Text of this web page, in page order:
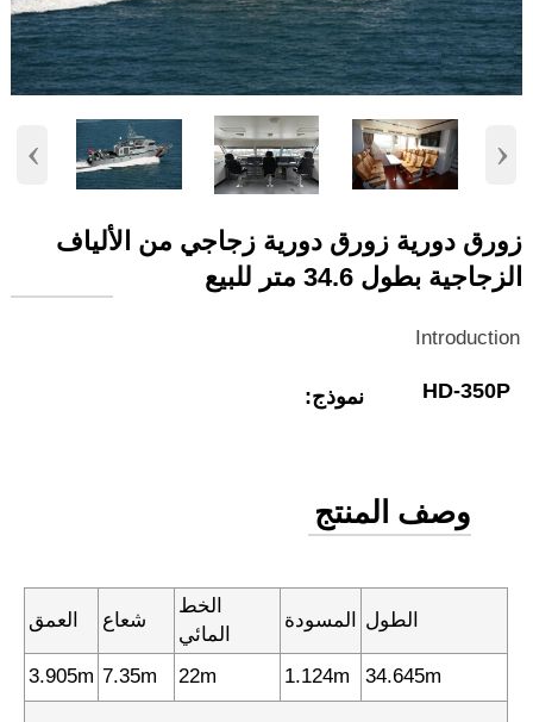
‹ ›
زورق دورية زورق دورية زجاجي من الألياف
الزجاجية بطول 34.6 متر للبيع
Introduction
نموذج: HD-350P
وصف المنتج
الطول المسودة
الخط
المائي
شعاع العمق
34.645m
1.124m
22m
7.35m
3.905m